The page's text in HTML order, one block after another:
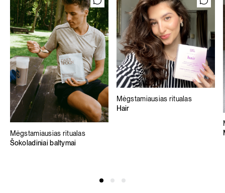
Mėgstamiausias ritualas
Šokoladiniai baltymai
Mėgstamiausias ritualas
Hair